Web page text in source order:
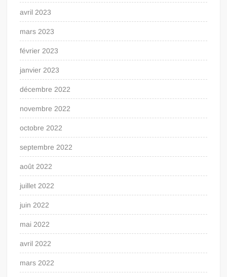
avril 2023
mars 2023
février 2023
janvier 2023
décembre 2022
novembre 2022
octobre 2022
septembre 2022
août 2022
juillet 2022
juin 2022
mai 2022
avril 2022
mars 2022